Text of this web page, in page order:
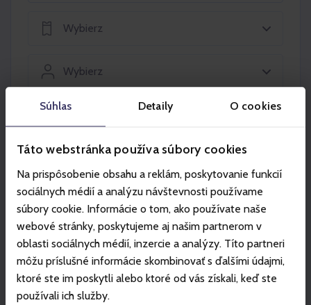
Súhlas Detaily O cookies
Táto webstránka používa súbory cookies
Na prispôsobenie obsahu a reklám, poskytovanie funkcií
sociálnych médií a analýzu návštevnosti používame
súbory cookie. Informácie o tom, ako používate naše
webové stránky, poskytujeme aj našim partnerom v
oblasti sociálnych médií, inzercie a analýzy. Títo partneri
môžu príslušné informácie skombinovať s ďalšími údajmi,
ktoré ste im poskytli alebo ktoré od vás získali, keď ste
používali ich služby.
Wybierz
Wybierz
Partner